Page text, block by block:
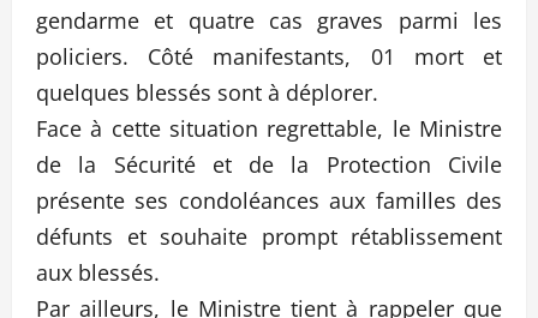
gendarme et quatre cas graves parmi les
policiers. Côté manifestants, 01 mort et
quelques blessés sont à déplorer.
Face à cette situation regrettable, le Ministre
de la Sécurité et de la Protection Civile
présente ses condoléances aux familles des
défunts et souhaite prompt rétablissement
aux blessés.
Par ailleurs, le Ministre tient à rappeler que